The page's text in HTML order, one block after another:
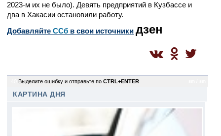
2023-м их не было). Девять предприятий в Кузбассе и
два в Хакасии остановили работу.
Добавляйте CСб в свои источники дзен
Выделите ошибку и отправьте по CTRL+ENTER
КАРТИНА ДНЯ